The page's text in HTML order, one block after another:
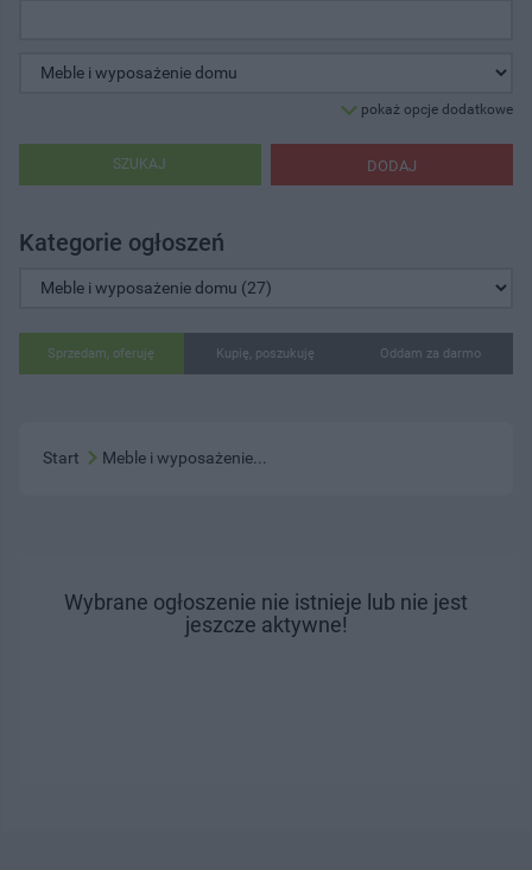
pokaż opcje dodatkowe
DODAJ
SZUKAJ
Kategorie ogłoszeń
Sprzedam, oferuję Kupię, poszukuję Oddam za darmo
Start Meble i wyposażenie...
Wybrane ogłoszenie nie istnieje lub nie jest
jeszcze aktywne!